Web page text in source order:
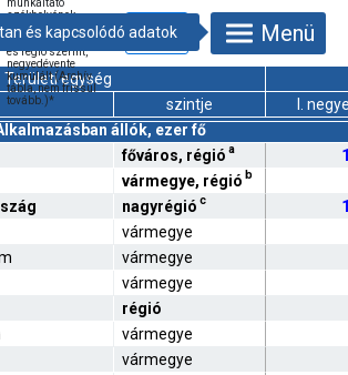
munkáltató
székhelyének
elhelyezkedése
alapján, vármegye
és régió szerint,
negyedévente
kumulált (Archív
tábla, nem frissül
tovább.)*
Menü
Területi egység
szintje
I.
állók, ezer fő
főváros, régió a
vármegye, régió b
nagyrégió c
vármegye
vármegye
vármegye
régió
vármegye
vármegye